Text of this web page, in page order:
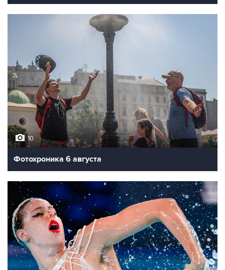
10
Фотохроника 6 августа